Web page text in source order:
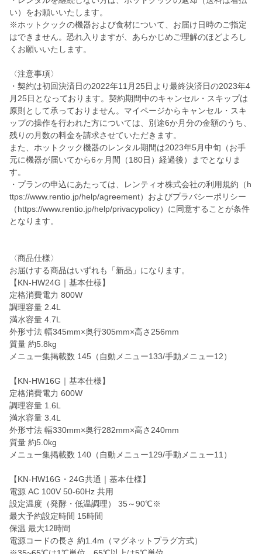
い）をお願いいたします。
※ホットクックの機器および食材について、お届け日時のご指定
はできません。恐れ入りますが、あらかじめご理解のほどよろし
くお願いいたします。
〈注意事項〉
・契約は初回決済日の2022年11月25日より最終決済日の2023年4
月25日となっております。契約期間中のキャンセル・スキップは
原則として承っておりません。マイページからキャンセル・スキ
ップの操作を行われた方については、別途6か月分の金額のうち、
残りの月数の料金を請求させていただきます。
また、ホットクック機器のレンタル期間は2023年5月中旬（お手
元に機器が届いてから6ヶ月間（180日）経過後）までとなりま
す。
・プランの申込にあたっては、レンティオ株式会社の利用規約（h
ttps://www.rentio.jp/help/agreement）およびプラバシーポリシー
（https://www.rentio.jp/help/privacypolicy）に同意することが条件
となります。
〈商品仕様〉
お届けする商品はいずれも「新品」になります。
【KN-HW24G｜基本仕様】
定格消費電力 800W
調理容量 2.4L
満水容量 4.7L
外形寸法 幅345mm×奥行305mm×高さ256mm
質量 約5.8kg
メニュー集掲載数 145（自動メニュー133/手動メニュー12）
【KN-HW16G｜基本仕様】
定格消費電力 600W
調理容量 1.6L
満水容量 3.4L
外形寸法 幅330mm×奥行282mm×高さ240mm
質量 約5.0kg
メニュー集掲載数 140（自動メニュー129/手動メニュー11）
【KN-HW16G・24G共通｜基本仕様】
電源 AC 100V 50-60Hz 共用
設定温度（発酵・低温調理） 35～90℃※
最大予約設定時間 15時間
保温 最大12時間
電源コードの長さ 約1.4m（マグネットプラグ方式）